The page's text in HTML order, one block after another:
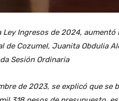
Ingresos de 2024,
de Cozumel, Juanita Obdulia
Sesión Ordinaria
de 2023, se explicó que se